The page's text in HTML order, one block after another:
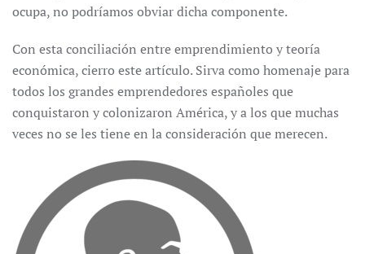
ocupa, no podríamos obviar dicha componente.
Con esta conciliación entre emprendimiento y teoría
económica, cierro este artículo. Sirva como homenaje para
todos los grandes emprendedores españoles que
conquistaron y colonizaron América, y a los que muchas
veces no se les tiene en la consideración que merecen.